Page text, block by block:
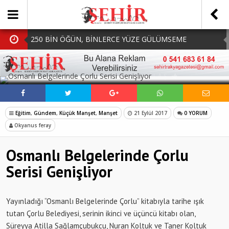
250 BİN ÖĞÜN, BİNLERCE YÜZE GÜLÜMSEME
BAŞKAN MÜGE YILDIZ TOPAK: ‘SOSYAL
BELEDİYECİLİKTE HİÇBİR HEMŞERİMİZİ YALNIZ
BIRAKMIYORUZ!’
MHP Çorlu İlçe Teşkilatında Yeni Dönem Başladı:
Mazbatalar Alındı
Dolu Vurdu, Büyükşehir Üreticiyi Yalnız Bırakmadı
SOFRALARDA BEREKETİ, GÖNÜLLERDE DAYANIŞMAYI
SOSYAL MEDYADA PAYLAŞ
Eğitim, Gündem, Küçük Manşet, Manşet 21 Eylül 2017
0 YORUM
Okyanus feray
Osmanlı Belgelerinde Çorlu
Serisi Genişliyor
Yayınladığı “Osmanlı Belgelerinde Çorlu” kitabıyla tarihe ışık
tutan Çorlu Belediyesi, serinin ikinci ve üçüncü kitabı olan,
Süreyya Atilla Sağlamçubukcu, Nuran Koltuk ve Taner Koltuk